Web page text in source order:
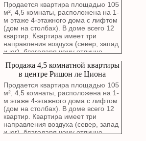
Продается квартира площадью 105
м², 4,5 комнаты, расположена на 1-
м этаже 4-этажного дома с лифтом
(дом на столбах). В доме всего 12
квартир. Квартира имеет три
направления воздуха (север, запад
и юг), благодаря чему отлично
выходят на зеленый сквер. В
квартире выполнен капитальный
ремонт с полной заменой
электропроводки, водопроводных и
канализационных труб. Стены были
заново отремонтированы около
года назад. Можно въезжать без
дополнительных вложений.
Планировка включает просторную
Продажа 4,5 комнатной квартиры
в центре Ришон ле Циона
Продается квартира площадью 105
м², 4,5 комнаты, расположена на 1-
м этаже 4-этажного дома с лифтом
(дом на столбах). В доме всего 12
квартир. Квартира имеет три
направления воздуха (север, запад
и юг), благодаря чему отлично